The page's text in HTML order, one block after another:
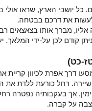
יושבי הארץ, שראו אולי
לעשות את דרכם בבטחה.
מברך אותו בצאצאים
קודם לכן על-ידי המלאך.
כט)
דרך אפרת לכיוון קריית
רחל כורעת ללדת את
אך בעקבותיה נפטרה
על קברה.